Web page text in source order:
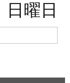
曜日